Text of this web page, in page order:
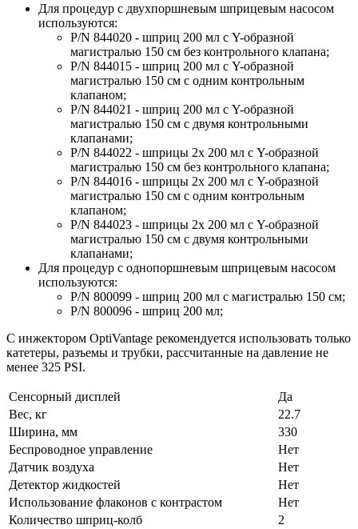
Для процедур с двухпоршневым шприцевым насосом
используются:
P/N 844020 - шприц 200 мл с Y-образной
магистралью 150 см без контрольного клапана;
P/N 844015 - шприц 200 мл с Y-образной
магистралью 150 см с одним контрольным
клапаном;
P/N 844021 - шприц 200 мл с Y-образной
магистралью 150 см с двумя контрольными
клапанами;
Р/N 844022 - шприцы 2х 200 мл с Y-образной
магистралью 150 см без контрольного клапана;
P/N 844016 - шприцы 2х 200 мл с Y-образной
магистралью 150 см с одним контрольным
клапаном;
P/N 844023 - шприцы 2х 200 мл с Y-образной
магистралью 150 см с двумя контрольными
клапанами;
Для процедур с однопоршневым шприцевым насосом
используются:
P/N 800099 - шприц 200 мл с магистралью 150 см;
P/N 800096 - шприц 200 мл;
С инжектором OptiVantage рекомендуется использовать только
катетеры, разъемы и трубки, рассчитанные на давление не
менее 325 PSI.
Сенсорный дисплей
Да
Вес, кг
22.7
Ширина, мм
330
Беспроводное управление
Нет
Датчик воздуха
Нет
Детектор жидкостей
Нет
Использование флаконов с контрастом
Нет
Количество шприц-колб
2